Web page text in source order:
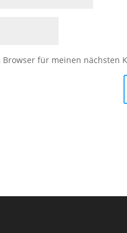
für meinen nächsten